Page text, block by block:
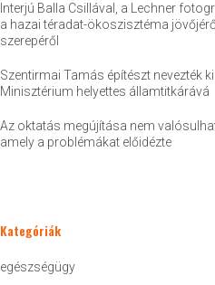
Interjú Balla Csillával, a Lechner
a hazai téradat-ökoszisztéma
szerepéről
Szentirmai Tamás építészt nevezték
Minisztérium helyettes államtitkárává
Az oktatás megújítása nem
amely a problémákat előidézte
Kategóriák
egészségügy